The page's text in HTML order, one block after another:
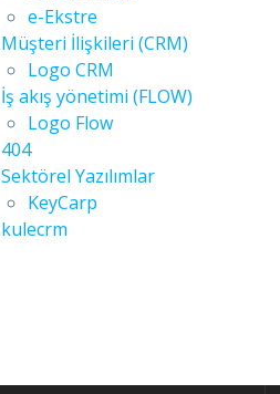
e-Ekstre
Müşteri İlişkileri (CRM)
Logo CRM
İş akış yönetimi (FLOW)
Logo Flow
404
Sektörel Yazılımlar
KeyCarp
kulecrm